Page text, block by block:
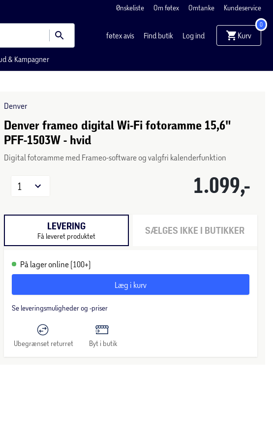
Ønskeliste Om føtex Omtanke Kundeservice
føtex avis Find butik Log ind Kurv
0
& Kampagner
Denver
Denver frameo digital Wi-Fi fotoramme 15,6"
PFF-1503W - hvid
Digital fotoramme med Frameo-software og valgfri kalenderfunktion
1.099,-
1
LEVERING
Få leveret produktet SÆLGES IKKE I BUTIKKER
På lager online (100+)
Læg i kurv
Se leveringsmuligheder og -priser
Ubegrænset returret Byt i butik